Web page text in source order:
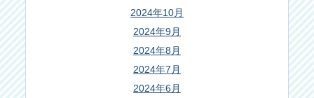
2024年10月
2024年9月
2024年8月
2024年7月
2024年6月